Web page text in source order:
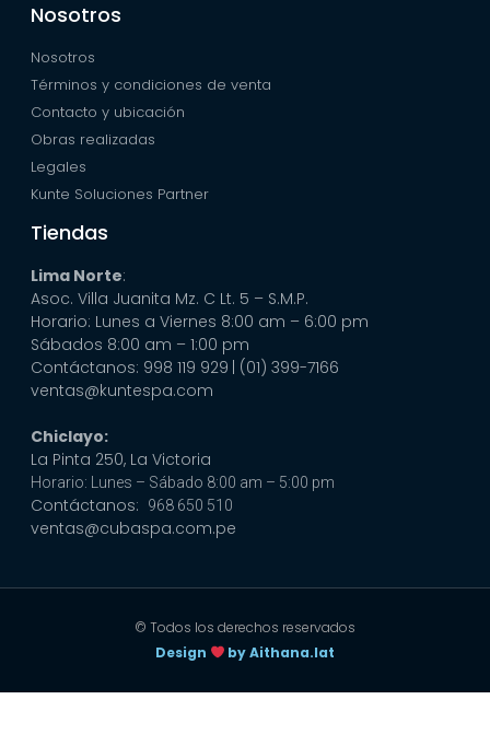
Nosotros
Nosotros
Términos y condiciones de venta
Contacto y ubicación
Obras realizadas
Legales
Kunte Soluciones Partner
Tiendas
Lima Norte:
Asoc. Villa Juanita Mz. C Lt. 5 – S.M.P.
Horario: Lunes a Viernes 8:00 am – 6:00 pm
Sábados 8:00 am – 1:00 pm
Contáctanos: 998 119 929 | (01) 399-7166
ventas@kuntespa.com
Chiclayo:
La Pinta 250, La Victoria
Horario: Lunes – Sábado 8:00 am – 5:00 pm
Contáctanos: 968 650 510
ventas@cubaspa.com.pe
© Todos los derechos reservados
Design
by Aithana.lat